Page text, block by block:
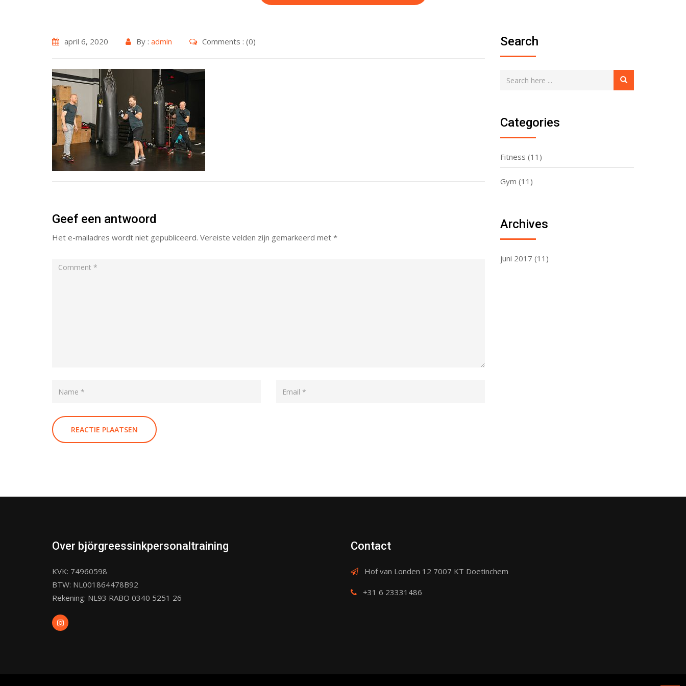
april 6, 2020 By : admin Comments : (0)
Geef een antwoord
Het e-mailadres wordt niet gepubliceerd. Vereiste velden zijn gemarkeerd met *
Search
Categories
Fitness (11)
Gym (11)
Archives
juni 2017 (11)
Over björgreessinkpersonaltraining
KVK: 74960598
BTW: NL001864478B92
Rekening: NL93 RABO 0340 5251 26
Contact
Hof van Londen 12 7007 KT Doetinchem
+31 6 23331486